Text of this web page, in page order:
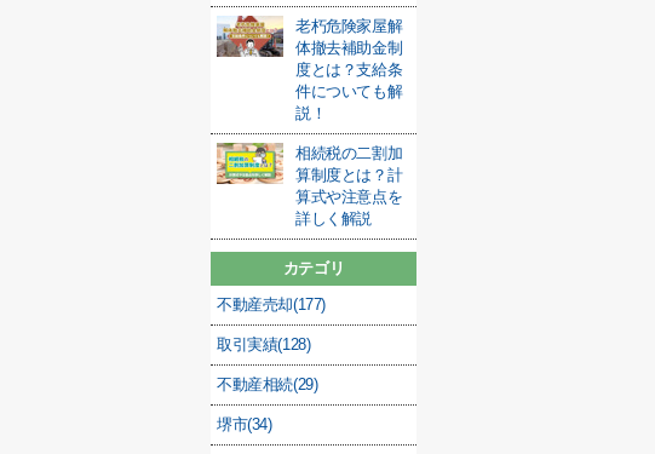
老朽危険家屋解
体撤去補助金制
度とは？支給条
件についても解
説！
相続税の二割加
算制度とは？計
算式や注意点を
詳しく解説
カテゴリ
不動産売却(177)
取引実績(128)
不動産相続(29)
堺市(34)